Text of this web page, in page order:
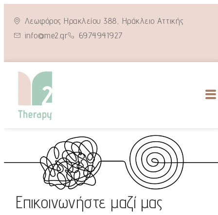
Λεωφόρος Ηρακλείου 388, Ηράκλειο Αττικής
info@me2.gr
6974941927
Επικοινωνήστε μαζί μας